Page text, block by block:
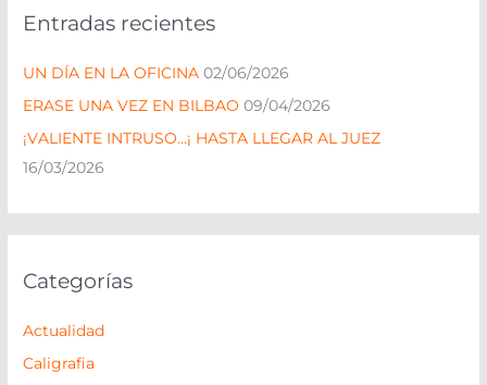
a
p
o
r
:
Entradas recientes
UN DÍA EN LA OFICINA 02/06/2026
ERASE UNA VEZ EN BILBAO 09/04/2026
¡VALIENTE INTRUSO…¡ HASTA LLEGAR AL JUEZ
16/03/2026
Categorías
Actualidad
Caligrafia